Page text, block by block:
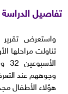
تفاصيل الدراسة
واستعرض تقرير
تناولت مراحلها
وجوههم عند
هؤلاء الأطفال